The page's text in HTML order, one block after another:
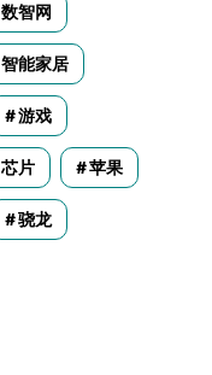
数智网
智能家居
游戏
芯片 苹果
骁龙